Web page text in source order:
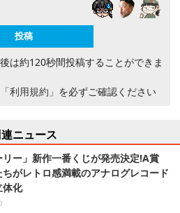
は約120秒間投稿することができま
「利用規約」 を必ずご確認ください
ニュース
リー」新作一番くじが発売決定!A賞
がレトロ感満載のアナログレコード
体化